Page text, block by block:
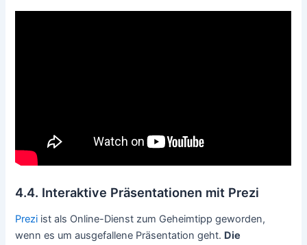
4.4. Interaktive Präsentationen mit Prezi
Prezi ist als Online-Dienst zum Geheimtipp geworden,
wenn es um ausgefallene Präsentation geht. Die